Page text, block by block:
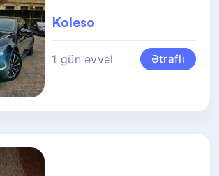
Koleso
1 gün əvvəl Ətraflı